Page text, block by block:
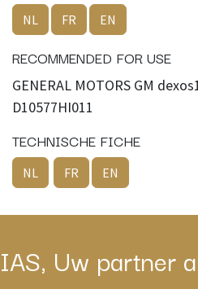
NL FR EN
RECOMMENDED FOR USE
GENERAL MOTORS GM
D10577HI011
TECHNISCHE FICHE
NL FR EN
IAS, Uw partner